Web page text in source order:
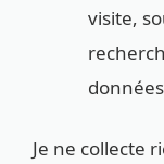
visite,
Je ne collecte